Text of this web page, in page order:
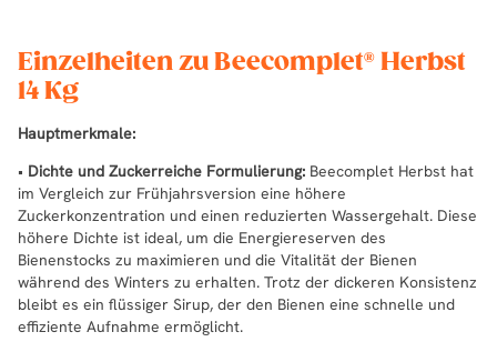
Einzelheiten zu Beecomplet® Herbst
14 Kg
Hauptmerkmale:
• Dichte und Zuckerreiche Formulierung: Beecomplet Herbst hat
im Vergleich zur Frühjahrsversion eine höhere
Zuckerkonzentration und einen reduzierten Wassergehalt. Diese
höhere Dichte ist ideal, um die Energiereserven des
Bienenstocks zu maximieren und die Vitalität der Bienen
während des Winters zu erhalten. Trotz der dickeren Konsistenz
bleibt es ein flüssiger Sirup, der den Bienen eine schnelle und
effiziente Aufnahme ermöglicht.